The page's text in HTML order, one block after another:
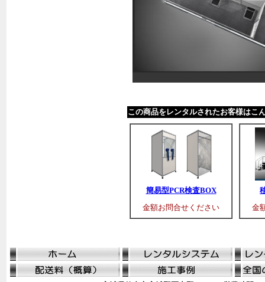
この商品をレンタルされたお客様はこ
簡易型PCR検査BOX
金額お問合せください
金